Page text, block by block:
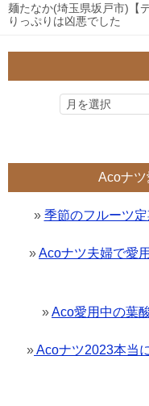
麺たなか(埼玉県坂戸市)【
りっぷりは凶悪でした
Acoナ
» 季節のフルーツ
»Acoナツ夫婦で愛
»Aco愛用中の葉
»Acoナツ2023本当